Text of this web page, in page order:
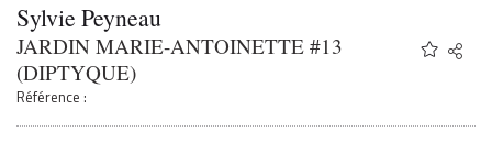
Sylvie Peyneau
JARDIN MARIE-ANTOINETTE #13
(DIPTYQUE)
Référence :
Share
Twitter